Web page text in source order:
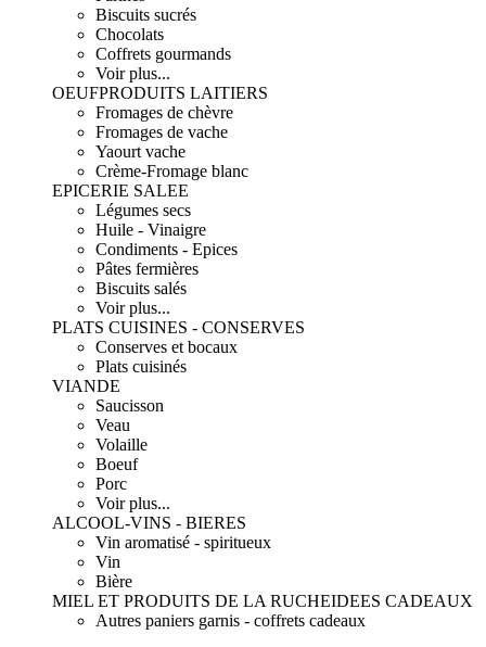
Biscuits sucrés
Chocolats
Coffrets gourmands
Voir plus...
OEUFPRODUITS LAITIERS
Fromages de chèvre
Fromages de vache
Yaourt vache
Crème-Fromage blanc
EPICERIE SALEE
Légumes secs
Huile - Vinaigre
Condiments - Epices
Pâtes fermières
Biscuits salés
Voir plus...
PLATS CUISINES - CONSERVES
Conserves et bocaux
Plats cuisinés
VIANDE
Saucisson
Veau
Volaille
Boeuf
Porc
Voir plus...
ALCOOL-VINS - BIERES
Vin aromatisé - spiritueux
Vin
Bière
MIEL ET PRODUITS DE LA RUCHEIDEES CADEAUX
Autres paniers garnis - coffrets cadeaux